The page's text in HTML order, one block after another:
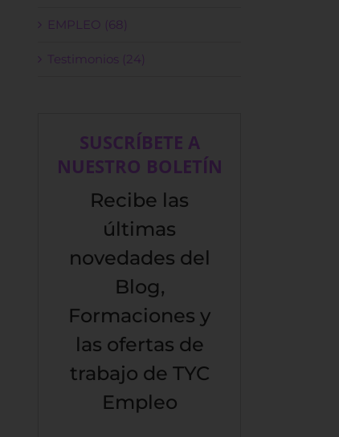
EMPLEO (68)
Testimonios (24)
SUSCRÍBETE A
NUESTRO BOLETÍN
Recibe las
últimas
novedades del
Blog,
Formaciones y
las ofertas de
trabajo de TYC
Empleo